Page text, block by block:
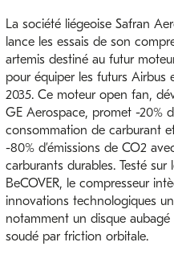
La société liégeoise Safran
lance les essais de son
artemis destiné au futur
pour équiper les futurs Airbus
2035. Ce moteur open fan,
GE Aerospace, promet -20%
consommation de carburant et
-80% d’émissions de CO2
carburants durables. Testé sur
BeCOVER, le compresseur
innovations technologiques
notamment un disque
soudé par friction orbitale.